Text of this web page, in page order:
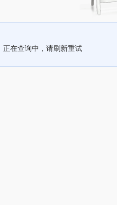
正在查询中，请刷新重试